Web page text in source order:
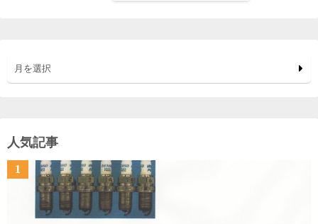
月を選択
人気記事
1